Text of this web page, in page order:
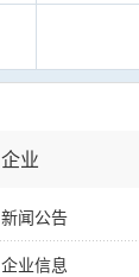
企业
新闻公告
企业信息